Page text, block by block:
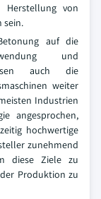
Herstellung von
sein.
auf die
und
auch die
weiter
Industrien
angesprochen,
hochwertige
zunehmend
diese Ziele zu
Produktion zu